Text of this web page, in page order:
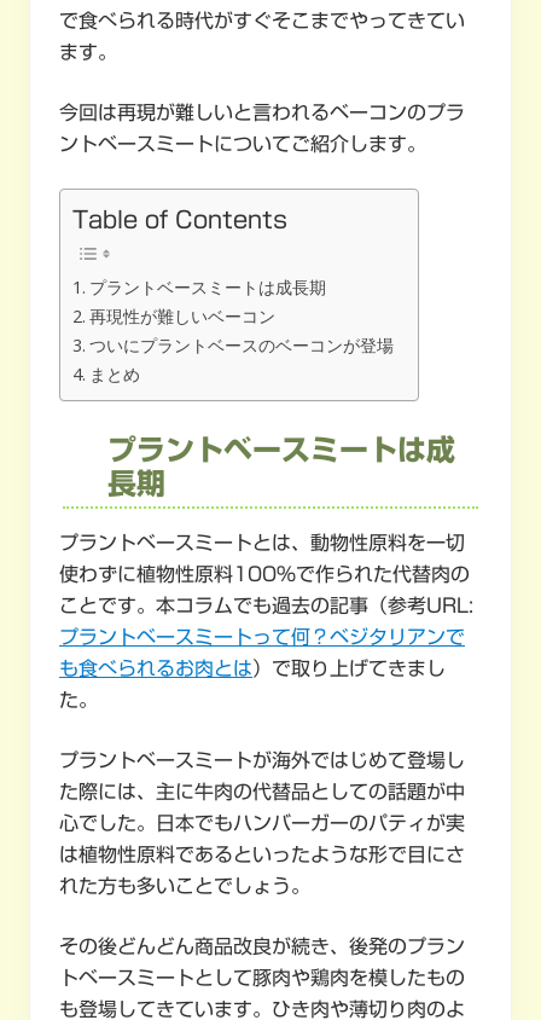
で食べられる時代がすぐそこまでやってきてい
ます。
今回は再現が難しいと言われるベーコンのプラ
ントベースミートについてご紹介します。
Table of Contents
プラントベースミートは成長期
再現性が難しいベーコン
ついにプラントベースのベーコンが登場
まとめ
プラントベースミートは成
長期
プラントベースミートとは、動物性原料を一切
使わずに植物性原料100％で作られた代替肉の
ことです。本コラムでも過去の記事（参考URL:
プラントベースミートって何？ベジタリアンで
も食べられるお肉とは）で取り上げてきまし
た。
プラントベースミートが海外ではじめて登場し
た際には、主に牛肉の代替品としての話題が中
心でした。日本でもハンバーガーのパティが実
は植物性原料であるといったような形で目にさ
れた方も多いことでしょう。
その後どんどん商品改良が続き、後発のプラン
トベースミートとして豚肉や鶏肉を模したもの
も登場してきています。ひき肉や薄切り肉のよ